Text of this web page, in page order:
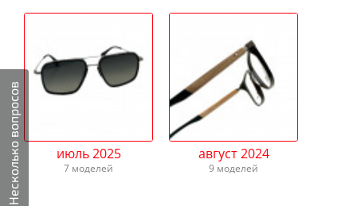
Несколько вопросов июль 2025
7 моделей
август 2024
9 моделей